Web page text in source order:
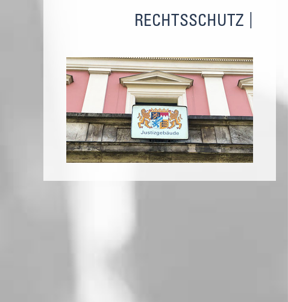
RECHTSSCHUTZ